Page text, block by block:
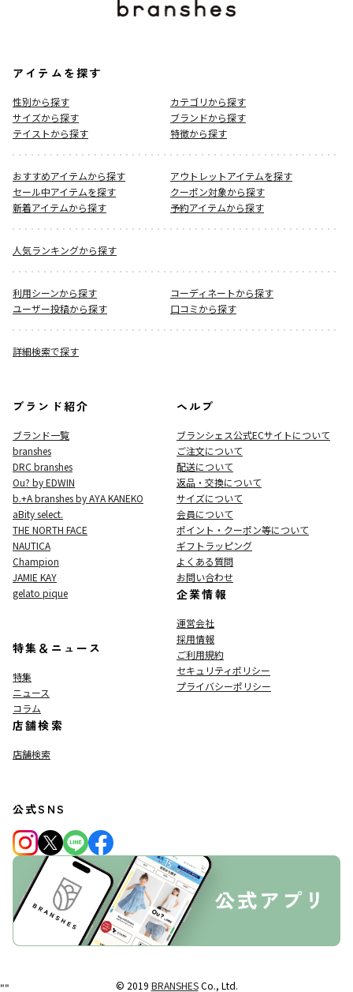
アイテムを探す
性別から探す
カテゴリから探す
サイズから探す
ブランドから探す
テイストから探す
特徴から探す
おすすめアイテムから探す
アウトレットアイテムを探す
セール中アイテムを探す
クーポン対象から探す
新着アイテムから探す
予約アイテムから探す
人気ランキングから探す
利用シーンから探す
コーディネートから探す
ユーザー投稿から探す
口コミから探す
詳細検索で探す
ブランド紹介
ブランド一覧
branshes
DRC branshes
Ou? by EDWIN
b.+A branshes by AYA KANEKO
aBity select.
THE NORTH FACE
NAUTICA
Champion
JAMIE KAY
gelato pique
特集＆ニュース
特集
ニュース
コラム
店舗検索
店舗検索
ヘルプ
ブランシェス公式ECサイトについて
ご注文について
配送について
返品・交換について
サイズについて
会員について
ポイント・クーポン等について
ギフトラッピング
よくある質問
お問い合わせ
企業情報
運営会社
採用情報
ご利用規約
セキュリティポリシー
プライバシーポリシー
公式SNS
© 2019 BRANSHESCo., Ltd.
""